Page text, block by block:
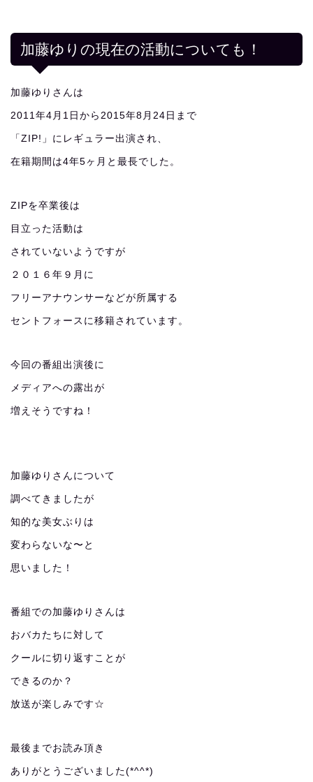
加藤ゆりの現在の活動についても！
加藤ゆりさんは
2011年4月1日から2015年8月24日まで
「ZIP!」にレギュラー出演され、
在籍期間は4年5ヶ月と最長でした。
ZIPを卒業後は
目立った活動は
されていないようですが
２０１６年９月に
フリーアナウンサーなどが所属する
セントフォースに移籍されています。
今回の番組出演後に
メディアへの露出が
増えそうですね！
加藤ゆりさんについて
調べてきましたが
知的な美女ぶりは
変わらないな〜と
思いました！
番組での加藤ゆりさんは
おバカたちに対して
クールに切り返すことが
できるのか？
放送が楽しみです☆
最後までお読み頂き
ありがとうございました(*^^*)